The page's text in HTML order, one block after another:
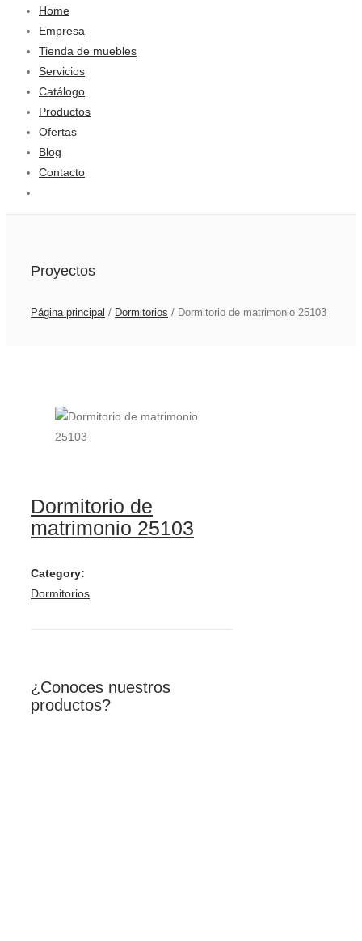
Home
Empresa
Tienda de muebles
Servicios
Catálogo
Productos
Ofertas
Blog
Contacto
Proyectos
Página principal / Dormitorios / Dormitorio de matrimonio 25103
Dormitorio de
matrimonio 25103
Category:
Dormitorios
¿Conoces nuestros
productos?